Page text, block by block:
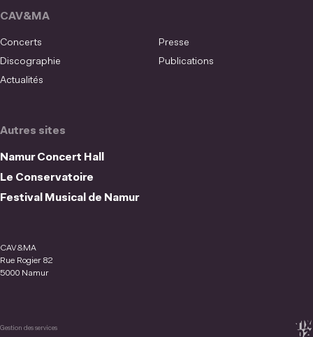
Autres sites
Namur Concert Hall
Le Conservatoire
Festival Musical de Namur
CAV&MA
Concerts
Presse
Discographie
Publications
Actualités
CAV&MA
Rue Rogier 82
5000 Namur
Gestion des services